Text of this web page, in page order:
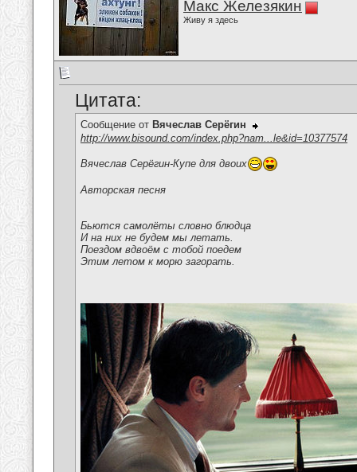
Макс Железякин
Живу я здесь
Цитата:
Сообщение от Вячеслав Серёгин
http://www.bisound.com/index.php?nam...le&id=10377574
Вячеслав Серёгин-Купе для двоих
Авторская песня
Бьются самолёты словно блюдца
И на них не будем мы летать.
Поездом вдвоём с тобой поедем
Этим летом к морю загорать.